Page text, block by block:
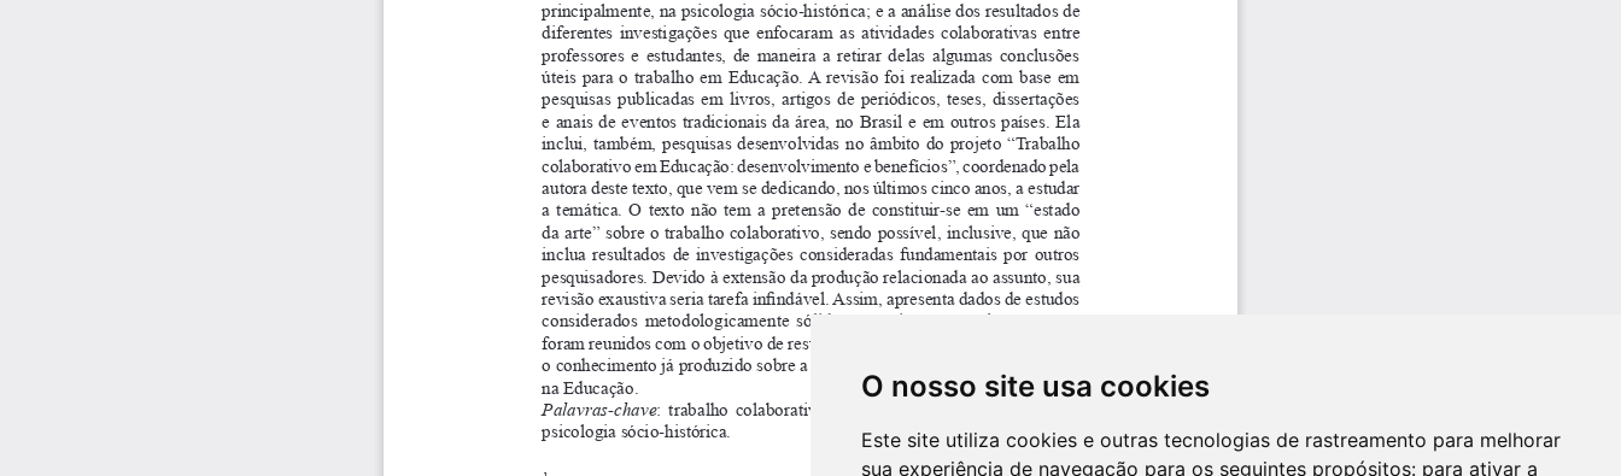
O nosso site usa cookies
Este site utiliza cookies e outras tecnologias de rastreamento para melhorar
sua experiência de navegação para os seguintes propósitos: para ativar a